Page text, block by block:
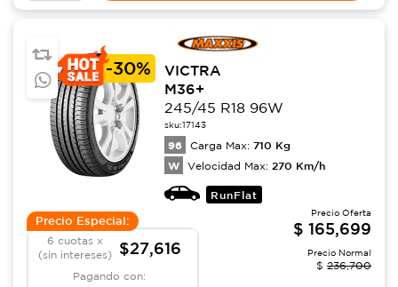
-30%
VICTRA
M36+
245/45 R18 96W
sku:17143
96 Carga Max: 710 Kg
W Velocidad Max: 270 Km/h
RunFlat
Precio Especial:
6 cuotas x
(sin intereses)
$27,616
Pagando con:
Precio Oferta
$ 165,699
Precio Normal
$ 236,700